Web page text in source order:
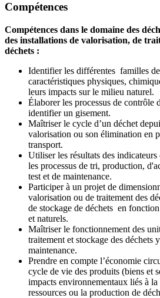
Compétences
Compétences dans le domaine des
des installations de valorisation, de
déchets :
Identifier les différentes familles
caractéristiques physiques,
leurs impacts sur le milieu naturel.
Élaborer les processus de contrôle
identifier un gisement.
Maîtriser le cycle d’un déchet
valorisation ou son élimination en
transport.
Utiliser les résultats des
les processus de tri, production,
test et de maintenance.
Participer à un projet de
valorisation ou de traitement des
de stockage de déchets en
et naturels.
Maîtriser le fonctionnement des
traitement et stockage des déchets
maintenance.
Prendre en compte l’économie
cycle de vie des produits (biens et
impacts environnementaux liés à
ressources ou la production de